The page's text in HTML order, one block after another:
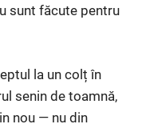
sunt făcute pentru
la un colț în
senin de toamnă,
nou — nu din